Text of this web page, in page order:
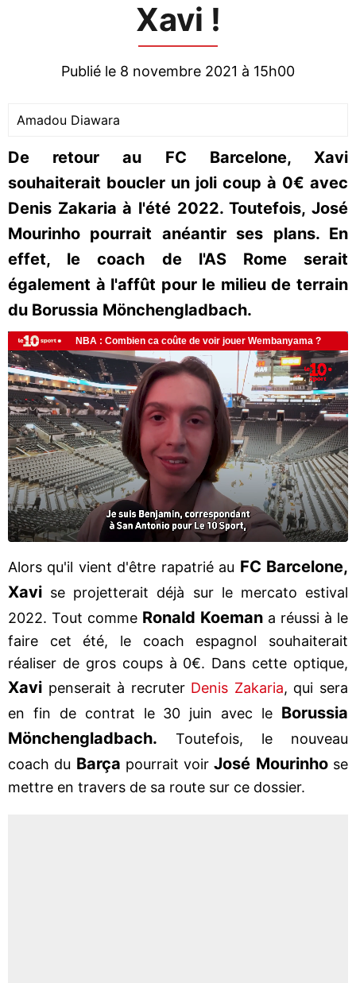
Xavi !
Publié le 8 novembre 2021 à 15h00
Amadou Diawara
De retour au FC Barcelone, Xavi
souhaiterait boucler un joli coup à 0€ avec
Denis Zakaria à l'été 2022. Toutefois, José
Mourinho pourrait anéantir ses plans. En
effet, le coach de l'AS Rome serait
également à l'affût pour le milieu de terrain
du Borussia Mönchengladbach.
Alors qu'il vient d'être rapatrié au FC Barcelone,
Xavi se projetterait déjà sur le mercato estival
2022. Tout comme Ronald Koeman a réussi à le
faire cet été, le coach espagnol souhaiterait
réaliser de gros coups à 0€. Dans cette optique,
Xavi penserait à recruter Denis Zakaria, qui sera
en fin de contrat le 30 juin avec le Borussia
Mönchengladbach. Toutefois, le nouveau
coach du Barça pourrait voirJosé Mourinhose
mettre en travers de sa route sur ce dossier.